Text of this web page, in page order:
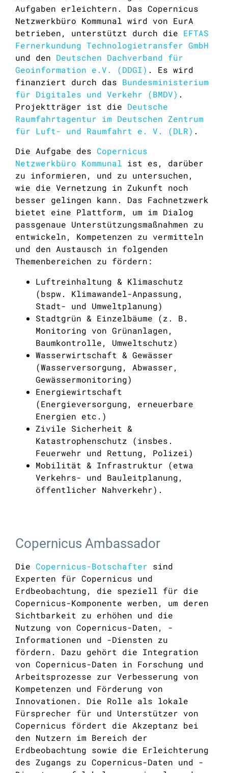
Aufgaben erleichtern. Das Copernicus
Netzwerkbüro Kommunal wird von EurA
betrieben, unterstützt durch die EFTAS
Fernerkundung Technologietransfer GmbH
und den Deutschen Dachverband für
Geoinformation e.V. (DDGI) . Es wird
finanziert durch das Bundesministerium
für Digitales und Verkehr (BMDV) .
Projektträger ist die Deutsche
Raumfahrtagentur im Deutschen Zentrum
für Luft- und Raumfahrt e. V. (DLR) .
Die Aufgabe des Copernicus
Netzwerkbüro Kommunal ist es, darüber
zu informieren, und zu untersuchen,
wie die Vernetzung in Zukunft noch
besser gelingen kann. Das Fachnetzwerk
bietet eine Plattform, um im Dialog
passgenaue Unterstützungsmaßnahmen zu
entwickeln, Kompetenzen zu vermitteln
und den Austausch in folgenden
Themenbereichen zu fördern:
Luftreinhaltung & Klimaschutz
(bspw. Klimawandel-Anpassung,
Stadt- und Umweltplanung)
Stadtgrün & Einzelbäume (z. B.
Monitoring von Grünanlagen,
Baumkontrolle, Umweltschutz)
Wasserwirtschaft & Gewässer
(Wasserversorgung, Abwasser,
Gewässermonitoring)
Energiewirtschaft
(Energieversorgung, erneuerbare
Energien etc.)
Zivile Sicherheit &
Katastrophenschutz (insbes.
Feuerwehr und Rettung, Polizei)
Mobilität & Infrastruktur (etwa
Verkehrs- und Bauleitplanung,
öffentlicher Nahverkehr).
Copernicus Ambassador
Die Copernicus-Botschafter sind
Experten für Copernicus und
Erdbeobachtung, die speziell für die
Copernicus-Komponente werben, um deren
Sichtbarkeit zu erhöhen und die
Nutzung von Copernicus-Daten, -
Informationen und -Diensten zu
fördern. Dazu gehört die Integration
von Copernicus-Daten in Forschung und
Arbeitsprozesse zur Verbesserung von
Kompetenzen und Förderung von
Innovationen. Die Rolle als lokale
Fürsprecher für und Unterstützer von
Copernicus fördert die Akzeptanz bei
den Nutzern im Bereich der
Erdbeobachtung sowie die Erleichterung
des Zugangs zu Copernicus-Daten und -